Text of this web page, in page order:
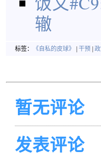
辙
标签： 《自私的皮球》 干预
暂无评论
发表评论